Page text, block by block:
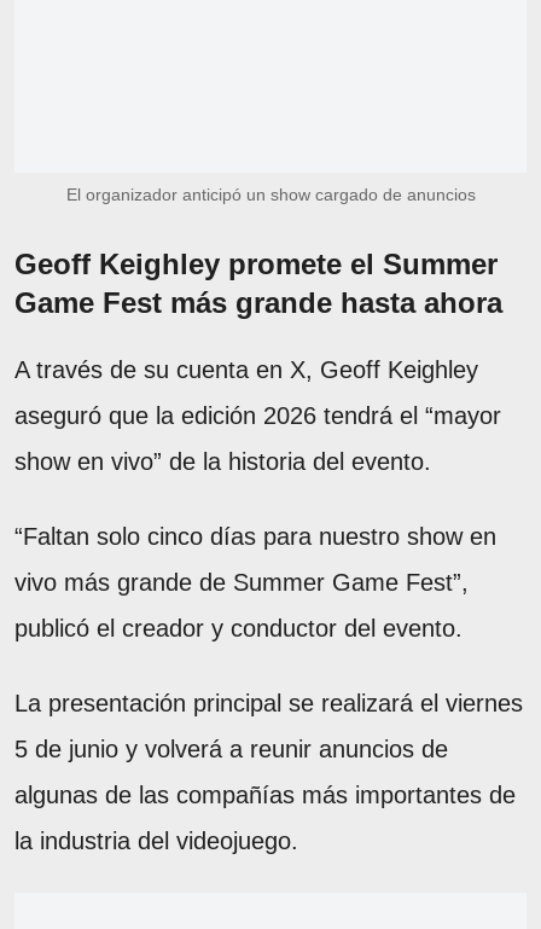
El organizador anticipó un show cargado de anuncios
Geoff Keighley promete el Summer
Game Fest más grande hasta ahora
A través de su cuenta en X, Geoff Keighley
aseguró que la edición 2026 tendrá el “mayor
show en vivo” de la historia del evento.
“Faltan solo cinco días para nuestro show en
vivo más grande de Summer Game Fest”,
publicó el creador y conductor del evento.
La presentación principal se realizará el viernes
5 de junio y volverá a reunir anuncios de
algunas de las compañías más importantes de
la industria del videojuego.